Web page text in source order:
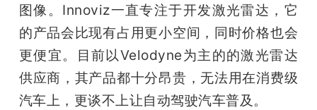
机
图像。Innoviz一直专注于开发激光雷达，它
的产品会比现有占用更小空间，同时价格也会
更便宜。目前以Velodyne为主的的激光雷达
供应商，其产品都十分昂贵，无法用在消费级
汽车上，更谈不上让自动驾驶汽车普及。